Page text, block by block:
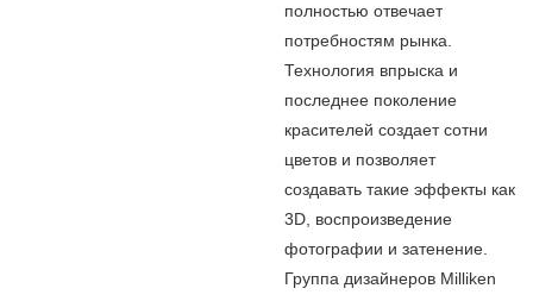
полностью отвечает
потребностям рынка.
Технология впрыска и
последнее поколение
красителей создает сотни
цветов и позволяет
создавать такие эффекты как
3D, воспроизведение
фотографии и затенение.
Группа дизайнеров Milliken